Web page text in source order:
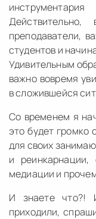
преподаватели,
студентов и
Удивительным
важно вовремя
в сложившейся
Со временем я
это будет громко
для своих
и
медиации и
И знаете что?!
приходили,